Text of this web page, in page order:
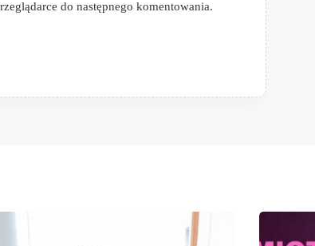
do następnego komentowania.